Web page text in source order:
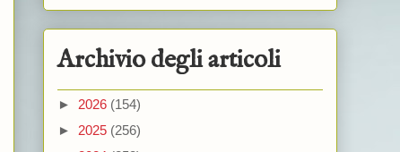
Archivio degli articoli
► 2026 (154)
► 2025 (256)